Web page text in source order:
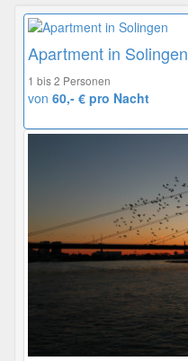
Apartment in Solingen
1 bis 2 Personen
von 60,- € pro Nacht